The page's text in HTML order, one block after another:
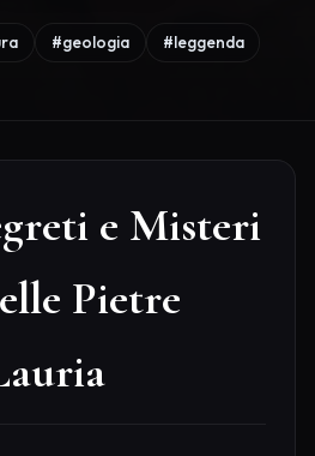
#geologia #leggenda
e Misteri
Pietre